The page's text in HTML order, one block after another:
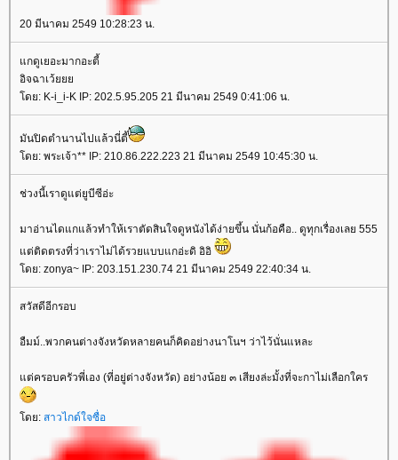
20 มีนาคม 2549 10:28:23 น.
กดูเยอะมากอะตี้
อิจฉาเว้
ดย: K-i_i-K IP: 202.5.95.205 21 มีนาคม 2549 0:41:06 น.
มันปิดตำนานไปแล้วนี่ตี้
ดย: พระเจ้า** IP: 210.86.222.223 21 มีนาคม 2549 10:45:30 น.
ช่วงนี้เราดูแต่ยูบีซีอ่ะ
มาอ่านไดแกแล้วทำให้เราตัดสินใจดูหนังได้ง่ายขึ้น นั่นก้อคือ.. ดูทุกเรื่องเลย 555
ต่ติดตรงที่ว่าเราไม่ได้รวยแบบแกอ่ะดิ อิอิ
ดย: zonya~ IP: 203.151.230.74 21 มีนาคม 2549 22:40:34 น.
สวัสดีอีกรอบ
อืมม์..พวกคนต่างจังหวัดหลายคนก็คิดอย่างนาโนฯ ว่าไว้นั่นแหละ
ต่ครอบครัวพี่เอง (ที่อยู่ต่างจังหวัด) อย่างน้อย ๓ เสียงล่ะมั้งที่จะกาไม่เลือกใคร
ดย: สาวไกด์ใจซื่อ